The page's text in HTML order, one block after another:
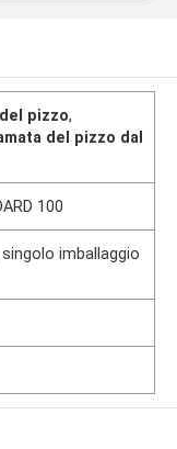
pizzo,
del pizzo dal
100
imballaggio